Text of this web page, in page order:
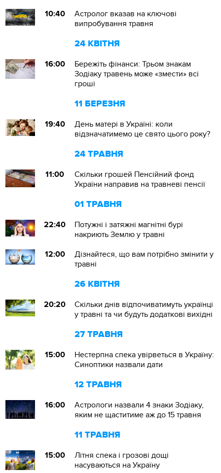
10:40
Астролог вказав на ключові
випробування травня
24 КВІТНЯ
16:00
Бережіть фінанси: Трьом знакам
Зодіаку травень може «змести» всі
гроші
11 БЕРЕЗНЯ
19:40
День матері в Україні: коли
відзначатимемо це свято цього року?
24 ТРАВНЯ
11:00
Скільки грошей Пенсійний фонд
України направив на травневі пенсії
01 ТРАВНЯ
22:40
Потужні і затяжні магнітні бурі
накриють Землю у травні
12:00
Дізнайтеся, що вам потрібно змінити у
травні
26 КВІТНЯ
20:20
Скільки днів відпочиватимуть українці
у травні та чи будуть додаткові вихідні
27 ТРАВНЯ
15:00
Нестерпна спека увірветься в Україну:
Синоптики назвали дати
12 ТРАВНЯ
16:00
Астрологи назвали 4 знаки Зодіаку,
яким не щаститиме аж до 15 травня
11 ТРАВНЯ
15:00
Літня спека і грозові дощі
насуваються на Україну